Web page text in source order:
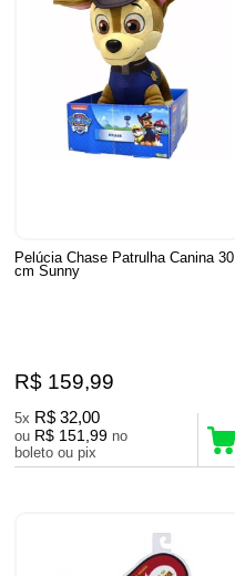
Pelúcia Chase Patrulha Canina 30
cm Sunny
R$ 159,99
5x R$ 32,00
ou R$ 151,99 no
boleto ou pix